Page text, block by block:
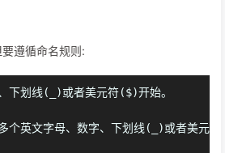
遵循命名规则:
下划线(_)或者美元符($)开始。
个英文字母、数字、下划线(_)或者美元